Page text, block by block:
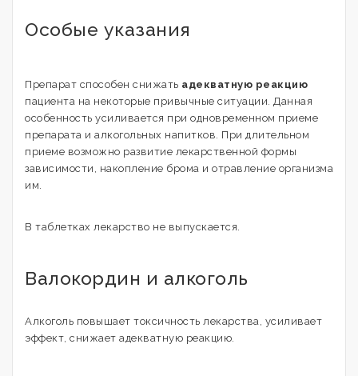
Особые указания
Препарат способен снижать адекватную реакцию
пациента на некоторые привычные ситуации. Данная
особенность усиливается при одновременном приеме
препарата и алкогольных напитков. При длительном
приеме возможно развитие лекарственной формы
зависимости, накопление брома и отравление организма
им.
В таблетках лекарство не выпускается.
Валокордин и алкоголь
Алкоголь повышает токсичность лекарства, усиливает
эффект, снижает адекватную реакцию.